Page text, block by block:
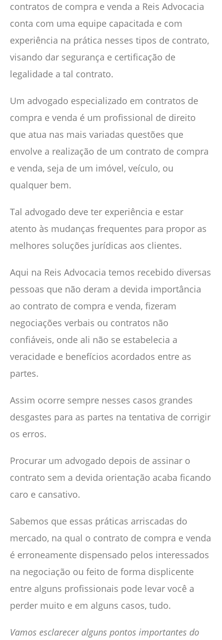
contratos de compra e venda a Reis Advocacia
conta com uma equipe capacitada e com
experiência na prática nesses tipos de contrato,
visando dar segurança e certificação de
legalidade a tal contrato.
Um advogado especializado em contratos de
compra e venda é um profissional de direito
que atua nas mais variadas questões que
envolve a realização de um contrato de compra
e venda, seja de um imóvel, veículo, ou
qualquer bem.
Tal advogado deve ter experiência e estar
atento às mudanças frequentes para propor as
melhores soluções jurídicas aos clientes.
Aqui na Reis Advocacia temos recebido diversas
pessoas que não deram a devida importância
ao contrato de compra e venda, fizeram
negociações verbais ou contratos não
confiáveis, onde ali não se estabelecia a
veracidade e benefícios acordados entre as
partes.
Assim ocorre sempre nesses casos grandes
desgastes para as partes na tentativa de corrigir
os erros.
Procurar um advogado depois de assinar o
contrato sem a devida orientação acaba ficando
caro e cansativo.
Sabemos que essas práticas arriscadas do
mercado, na qual o contrato de compra e venda
é erroneamente dispensado pelos interessados
na negociação ou feito de forma displicente
entre alguns profissionais pode levar você a
perder muito e em alguns casos, tudo.
Vamos esclarecer alguns pontos importantes do